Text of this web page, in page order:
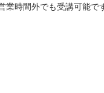
時間外でも受講可能で